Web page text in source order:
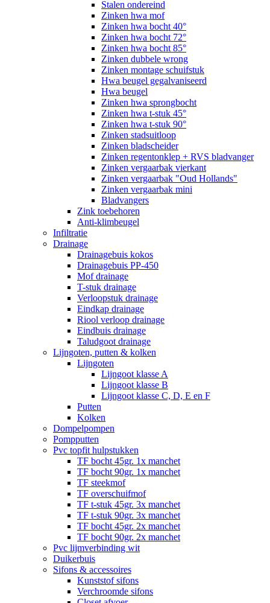
Stalen ondereind
Zinken hwa mof
Zinken hwa bocht 40°
Zinken hwa bocht 72°
Zinken hwa bocht 85°
Zinken dubbele wrong
Zinken montage schuifstuk
Hwa beugel gegalvaniseerd
Hwa beugel
Zinken hwa sprongbocht
Zinken hwa t-stuk 45°
Zinken hwa t-stuk 90°
Zinken stadsuitloop
Zinken bladscheider
Zinken regentonklep + RVS bladvanger
Zinken vergaarbak vierkant
Zinken vergaarbak "Oud Hollands"
Zinken vergaarbak mini
Bladvangers
Zink toebehoren
Anti-klimbeugel
Infiltratie
Drainage
Drainagebuis kokos
Drainagebuis PP-450
Mof drainage
T-stuk drainage
Verloopstuk drainage
Eindkap drainage
Riool verloop drainage
Eindbuis drainage
Taludgoot drainage
Lijngoten, putten & kolken
Lijngoten
Lijngoot klasse A
Lijngoot klasse B
Lijngoot klasse C, D, E en F
Putten
Kolken
Dompelpompen
Pompputten
Pvc topfit hulpstukken
TF bocht 45gr. 1x manchet
TF bocht 90gr. 1x manchet
TF steekmof
TF overschuifmof
TF t-stuk 45gr. 3x manchet
TF t-stuk 90gr. 3x manchet
TF bocht 45gr. 2x manchet
TF bocht 90gr. 2x manchet
Pvc lijmverbinding wit
Duikerbuis
Sifons & accessoires
Kunststof sifons
Verchroomde sifons